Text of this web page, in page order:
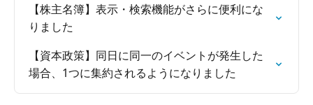
【株主名簿】表示・検索機能がさらに便利にな
りました
【資本政策】同日に同一のイベントが発生した
場合、1つに集約されるようになりました